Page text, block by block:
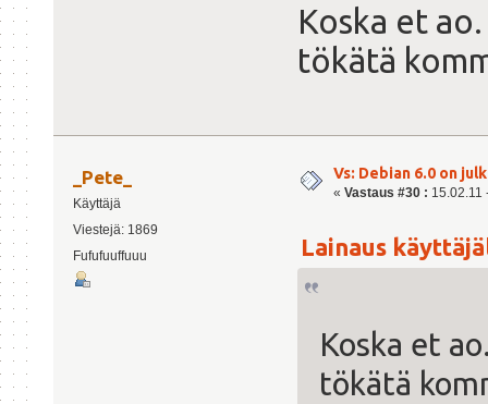
Koska et
tökätä
_Pete_
Käyttäjä
Viestejä: 1869
Fufufuuffuuu
Vs: Debian 6.0 on
« Vastaus #30 : 15.02.11
Lainaus
Koska et
tökätä